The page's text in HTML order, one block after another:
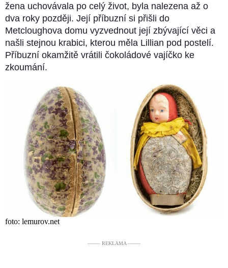
žena uchovávala po celý život, byla nalezena až o
dva roky později. Její příbuzní si přišli do
Metcloughova domu vyzvednout její zbývající věci a
našli stejnou krabici, kterou měla Lillian pod postelí.
Příbuzní okamžitě vrátili čokoládové vajíčko ke
zkoumání.
foto: lemurov.net
––––– REKLAMA –––––